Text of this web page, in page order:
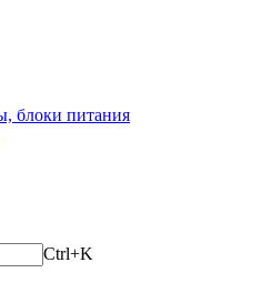
блоки питания
Ctrl+K